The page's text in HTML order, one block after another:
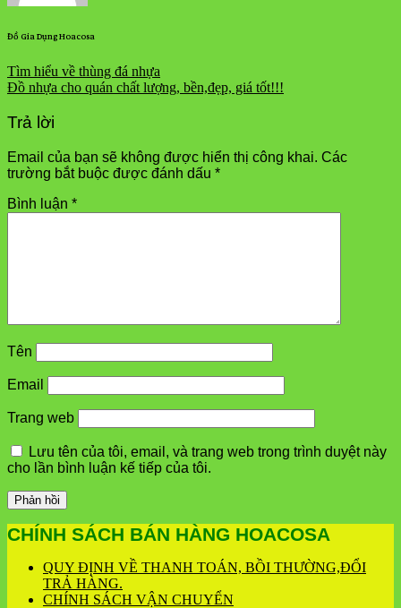
Đồ Gia Dụng Hoacosa
Tìm hiểu về thùng đá nhựa
Đồ nhựa cho quán chất lượng, bền,đẹp, giá tốt!!!
Trả lời
Email của bạn sẽ không được hiển thị công khai. Các
trường bắt buộc được đánh dấu *
Bình luận *
Tên
Email
Trang web
Lưu tên của tôi, email, và trang web trong trình duyệt này
cho lần bình luận kế tiếp của tôi.
CHÍNH SÁCH BÁN HÀNG HOACOSA
QUY ĐỊNH VỀ THANH TOÁN, BỒI THƯỜNG,ĐỔI
TRẢ HÀNG.
CHÍNH SÁCH VẬN CHUYỂN